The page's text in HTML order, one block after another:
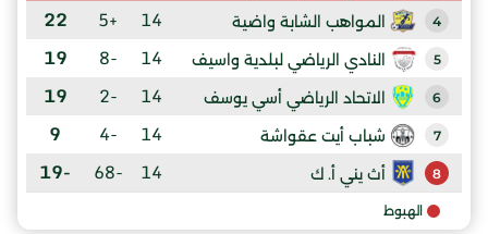
4 المواهب الشابة واضية 14
+5
22
5 النادي الرياضي لبلدية واسيف 14
-8
19
6 الاتحاد الرياضي أسي يوسف 14
-2
19
7 شباب أيت عقواشة 14
-4
9
8 أث يني أ. ك 14
-68
-19
الهبوط